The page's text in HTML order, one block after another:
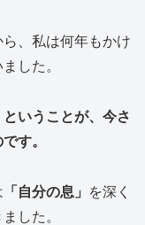
、私は何年もかけ
した。
いうことが、今さ
す。
「自分の息」
を深く
した。